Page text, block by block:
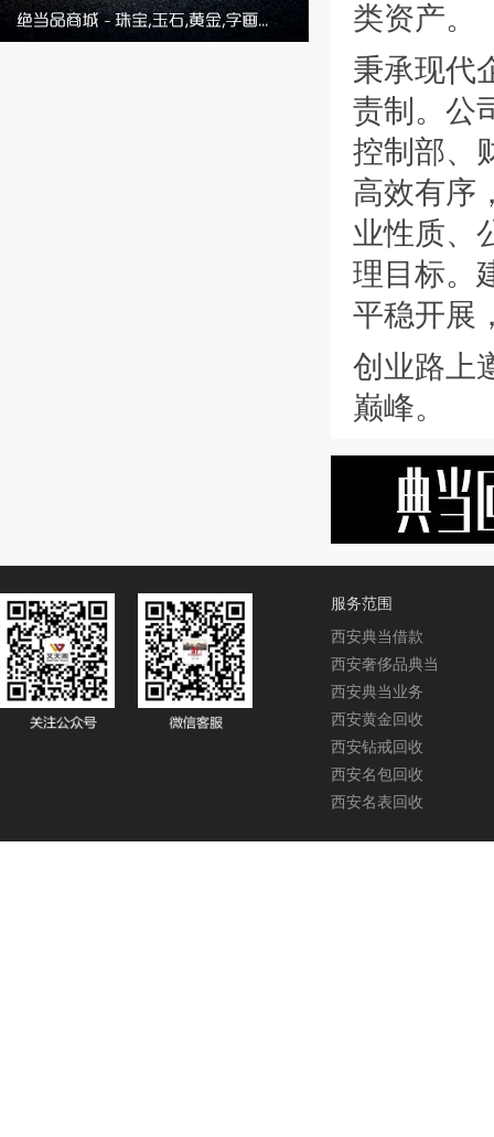
类资产。
秉承现代
责制。公
控制部、
高效有序
业性质、
理目标。
平稳开展
创业路上
巅峰。
服务范围
西安典当借款
西安奢侈品典当
西安典当业务
西安黄金回收
西安钻戒回收
西安名包回收
西安名表回收